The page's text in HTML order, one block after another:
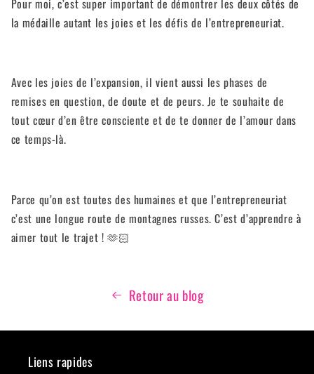
Pour moi, c’est super important de démontrer les deux côtés de
la médaille autant les joies et les défis de l’entrepreneuriat.
Avec les joies de l’expansion, il vient aussi les phases de
remises en question, de doute et de peurs. Je te souhaite de
tout cœur d’en être consciente et de te donner de l’amour dans
ce temps-là.
Parce qu’on est toutes des humaines et que l’entrepreneuriat
c’est une longue route de montagnes russes. C’est d’apprendre à
aimer tout le trajet !🫶🏻
Retour au blog
Liens rapides